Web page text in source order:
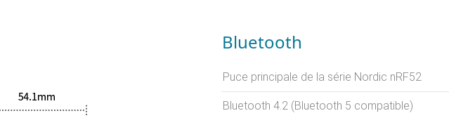
Bluetooth
Puce principale de la série Nordic nRF52
Bluetooth 4.2 (Bluetooth 5 compatible)